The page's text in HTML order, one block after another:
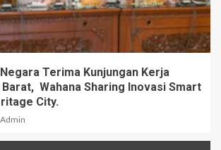
Terima Kunjungan Kerja
Barat, Wahana Sharing Inovasi Smart
City.
Admin